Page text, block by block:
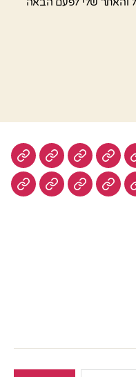
בשר טבעוניסלטים
עוף צמחונידגים